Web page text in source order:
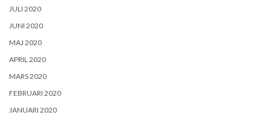
JULI 2020
JUNI 2020
MAJ 2020
APRIL 2020
MARS 2020
FEBRUARI 2020
JANUARI 2020